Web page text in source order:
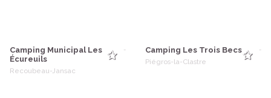
-
Camping Municipal Les
Écureuils
Recoubeau-Jansac
-
Camping Les Trois Becs
Piégros-la-Clastre